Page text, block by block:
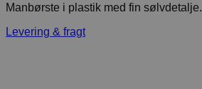
Manbørste i plastik med fin sølvdetalje.
Levering & fragt